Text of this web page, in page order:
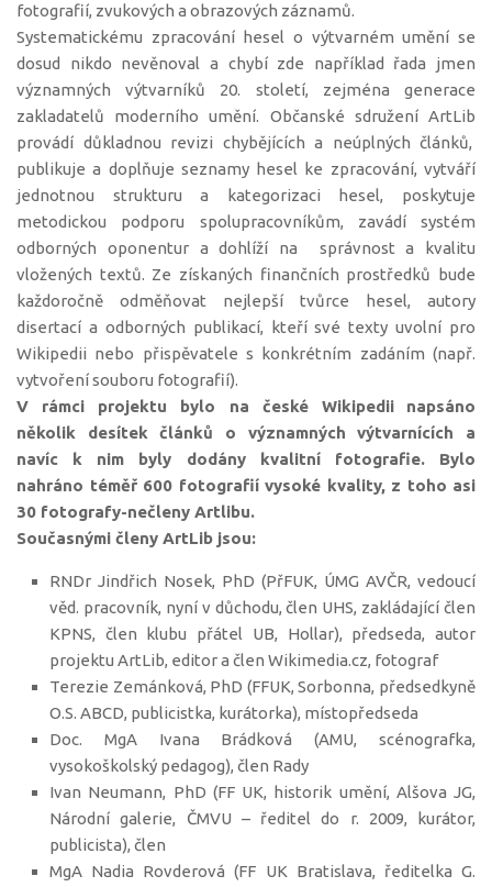
fotografií, zvukových a obrazových záznamů.
Systematickému zpracování hesel o výtvarném umění se
dosud nikdo nevěnoval a chybí zde například řada jmen
významných výtvarníků 20. století, zejména generace
zakladatelů moderního umění. Občanské sdružení ArtLib
provádí důkladnou revizi chybějících a neúplných článků,
publikuje a doplňuje seznamy hesel ke zpracování, vytváří
jednotnou strukturu a kategorizaci hesel, poskytuje
metodickou podporu spolupracovníkům, zavádí systém
odborných oponentur a dohlíží na správnost a kvalitu
vložených textů. Ze získaných finančních prostředků bude
každoročně odměňovat nejlepší tvůrce hesel, autory
disertací a odborných publikací, kteří své texty uvolní pro
Wikipedii nebo přispěvatele s konkrétním zadáním (např.
vytvoření souboru fotografií).
V rámci projektu bylo na české Wikipedii
napsáno
několik desítek článků o významných výtvarnících a
navíc k nim byly dodány kvalitní fotografie. Bylo
nahráno téměř 600 fotografií vysoké kvality, z toho asi
30 fotografy-nečleny Artlibu.
Současnými členy ArtLib jsou:
RNDr Jindřich Nosek, PhD (PřFUK, ÚMG AVČR, vedoucí
věd. pracovník, nyní v důchodu, člen UHS, zakládající člen
KPNS, člen klubu přátel UB, Hollar), předseda, autor
projektu ArtLib, editor a člen Wikimedia.cz, fotograf
Terezie Zemánková, PhD (FFUK, Sorbonna, předsedkyně
O.S. ABCD, publicistka, kurátorka), místopředseda
Doc. MgA Ivana Brádková (AMU, scénografka,
vysokoškolský pedagog), člen Rady
Ivan Neumann, PhD (FF UK, historik umění, Alšova JG,
Národní galerie, ČMVU – ředitel do r. 2009, kurátor,
publicista), člen
MgA Nadia Rovderová (FF UK Bratislava, ředitelka G.